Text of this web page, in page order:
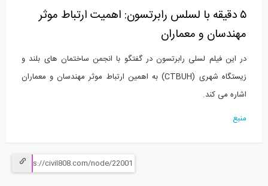
متمایز پروفایل...
۵ دقیقه با لسلس رابرتسون: اهمیت ارتباط موثر
مهندسان و معماران
در این فیلم لسلی رابرتسون در گفتگو با انجمن ساختمان های بلند و
زیستگاه شهری (CTBUH)‌ به اهمین ارتباط موثر مهندسان و معماران
اشاره می کند.
منبع